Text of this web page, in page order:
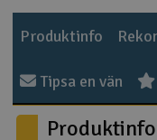
Raketer
Scooter &
Produktinfo
Tipsa en vän